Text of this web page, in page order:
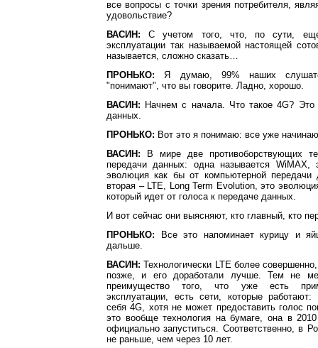
все вопросы с точки зрения потребителя,
удовольствие?
ВАСИН: С учетом того, что, по сути, еще
эксплуатации так называемой настоящей
называется, сложно сказать…
ПРОНЬКО: Я думаю, 99% наших
"понимают", что вы говорите. Ладно, хорошо.
ВАСИН: Начнем с начала. Что такое 4G? Это
данных.
ПРОНЬКО: Вот это я понимаю: все уже
ВАСИН: В мире две противоборствующих
передачи данных: одна называется
эволюция как бы от компьютерной передачи
вторая – LTE, Long Term Evolution, это
который идет от голоса к передаче данных.
И вот сейчас они выясняют, кто главный, кто
ПРОНЬКО: Все это напоминает курицу и
дальше.
ВАСИН: Технологически LTE более
позже, и его доработали лучше. Тем не
преимущество того, что уже есть
эксплуатации, есть сети, которые работают:
себя 4G, хотя не может предоставить голос
это вообще технология на бумаге, она в
официально запуститься. Соответственно, в
не раньше, чем через 10 лет.